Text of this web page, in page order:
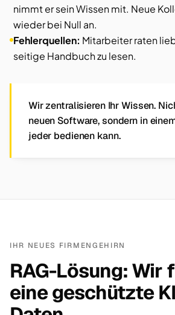
nimmt er sein Wissen mit. Neue
wieder bei Null an.
Fehlerquellen: Mitarbeiter raten
seitige Handbuch zu lesen.
Wir zentralisieren Ihr Wissen.
neuen Software, sondern in
jeder bedienen kann.
IHR NEUES FIRMENGEHIRN
RAG-Lösung: Wir
eine geschützte